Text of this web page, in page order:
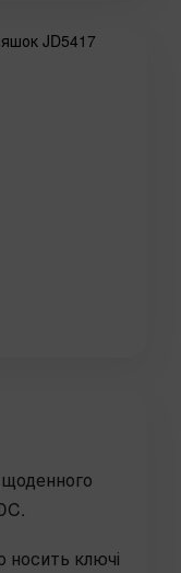
щоденного
носить ключі